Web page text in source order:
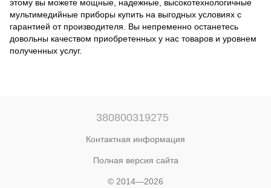
этому вы можете мощные, надежные, высокотехнологичные
мультимедийные приборы купить на выгодных условиях с
гарантией от производителя. Вы непременно останетесь
довольны качеством приобретенных у нас товаров и уровнем
полученных услуг.
380800319275
Контактная информация
Полная версия сайта
© 2014—2026